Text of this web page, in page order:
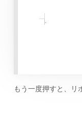
もう一度押すと、リ